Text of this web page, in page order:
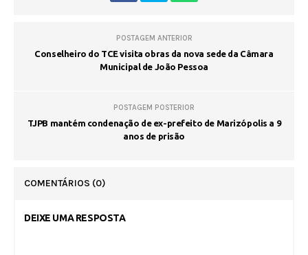
POSTAGEM ANTERIOR
Conselheiro do TCE visita obras da nova sede da Câmara
Municipal de João Pessoa
POSTAGEM POSTERIOR
TJPB mantém condenação de ex-prefeito de Marizópolis a 9
anos de prisão
COMENTÁRIOS (0)
DEIXE UMA RESPOSTA